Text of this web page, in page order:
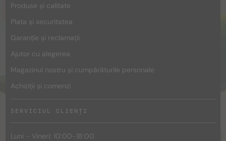
Produse și calitate
Plata și securitatea
Garanție și reclamații
Ajutor cu alegerea
Magazinul nostru și cumpărăturile personale
Achiziții și comenzi
SERVICIUL CLIENȚI
Luni - Vineri: 10:00-18:00